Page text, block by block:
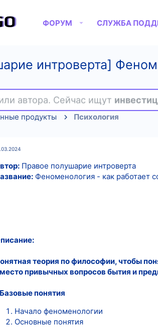
ФОРУМ СЛУЖБА
интроверта]
автора. Сейчас ищут
продукты Психология
Правое полушарие интроверта
Феноменология - как работает
теория по философии, чтобы
привычных вопросов бытия и
понятия
Начало феноменологии
Основные понятия